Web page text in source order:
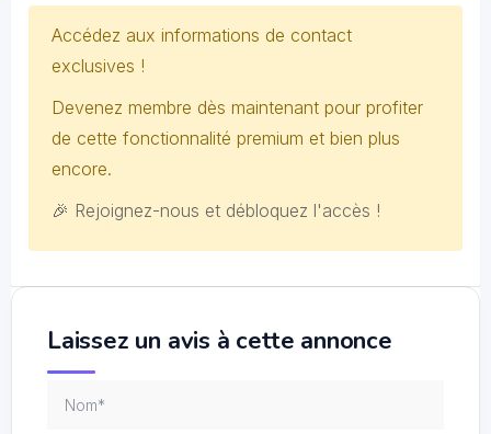
Accédez aux informations de contact
exclusives !
Devenez membre dès maintenant pour profiter
de cette fonctionnalité premium et bien plus
encore.
🎉 Rejoignez-nous et débloquez l'accès !
Laissez un avis à cette annonce